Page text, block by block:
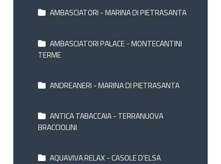
AMBASCIATORI - MARINA DI PIETRASANTA
AMBASCIATORI PALACE - MONTECANTINI
TERME
ANDREANERI - MARINA DI PIETRASANTA
ANTICA TABACCAIA - TERRANUOVA
BRACCIOLINI
AQUAVIVA RELAX - CASOLE D'ELSA